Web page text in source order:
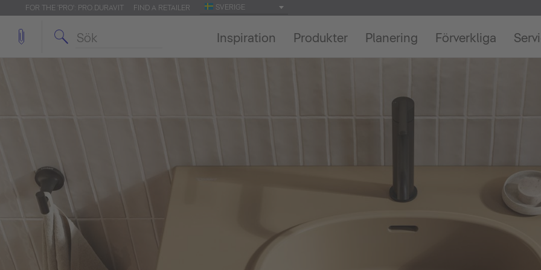
FOR THE 'PRO': PRO.DURAVIT FIND A RETAILER SVERIGE
Inspiration Produkter Planering Förverkliga